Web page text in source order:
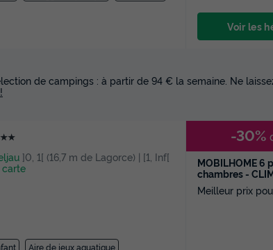
Voir les
]0, 1[ (16,7 m de Lagorce) | [1, Inf[
carte
Aire de jeux aquatique
MOBILHOME 6
chambres -
Meilleur prix
-30%
de campings : à partir de 94 € la semaine. Ne